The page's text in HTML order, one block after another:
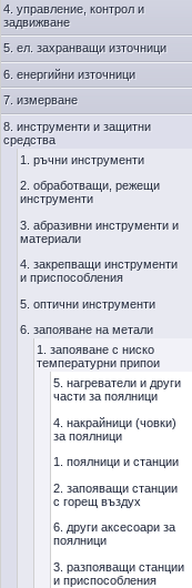
4. управление, контрол и
задвижване
5. ел. захранващи източници
6. енергийни източници
7. измерване
8. инструменти и защитни
средства
1. ръчни инструменти
2. обработващи, режещи
инструменти
3. абразивни инструменти и
материали
4. закрепващи инструменти
и приспособления
5. оптични инструменти
6. запояване на метали
1. запояване с ниско
температурни припои
5. нагреватели и други
части за поялници
4. накрайници (човки)
за поялници
1. поялници и станции
2. запояващи станции
с горещ въздух
6. други аксесоари за
поялници
3. разпояващи станции
и приспособления